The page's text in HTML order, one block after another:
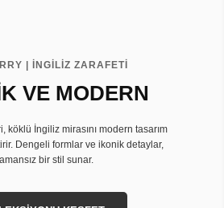
| İNGİLİZ ZARAFETİ
VE MODERN
köklü İngiliz mirasını modern tasarım
Dengeli formlar ve ikonik detaylar,
bir stil sunar.